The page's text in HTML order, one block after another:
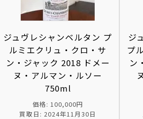
ジュヴレシャンベルタン プ
ルミエクリュ・クロ・サ
ン・ジャック 2018 ドメー
ヌ・アルマン・ルソー
750ml
価格: 100,000円
買取日: 2024年11月30日
ジ
プ
ン